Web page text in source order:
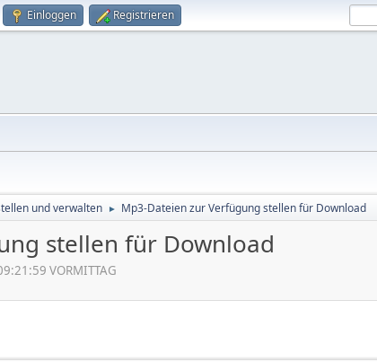
Einloggen Registrieren
und verwalten ► Mp3-Dateien zur Verfügung stellen für Download
stellen für Download
VORMITTAG